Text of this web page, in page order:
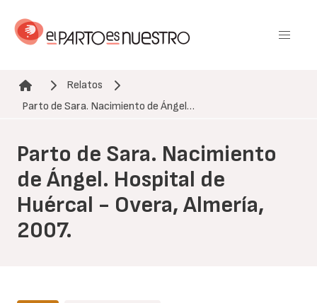
contenido
Ruta de navegación
Relatos
Parto de Sara. Nacimiento de Ángel…
Parto de Sara. Nacimiento
de Ángel. Hospital de
Huércal - Overa, Almería,
2007.